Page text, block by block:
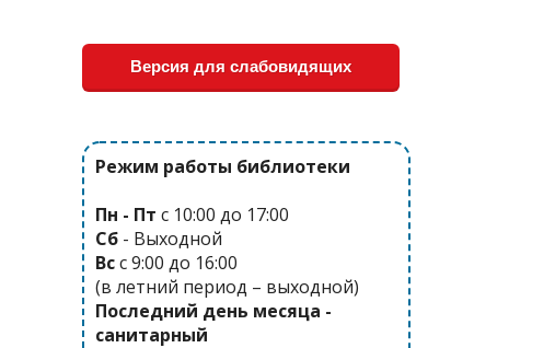
Версия для слабовидящих
Режим работы библиотеки
Пн - Пт с 10:00 до 17:00
Сб - Выходной
Всс 9:00 до 16:00
(в летний период – выходной)
Последний день месяца -
санитарный